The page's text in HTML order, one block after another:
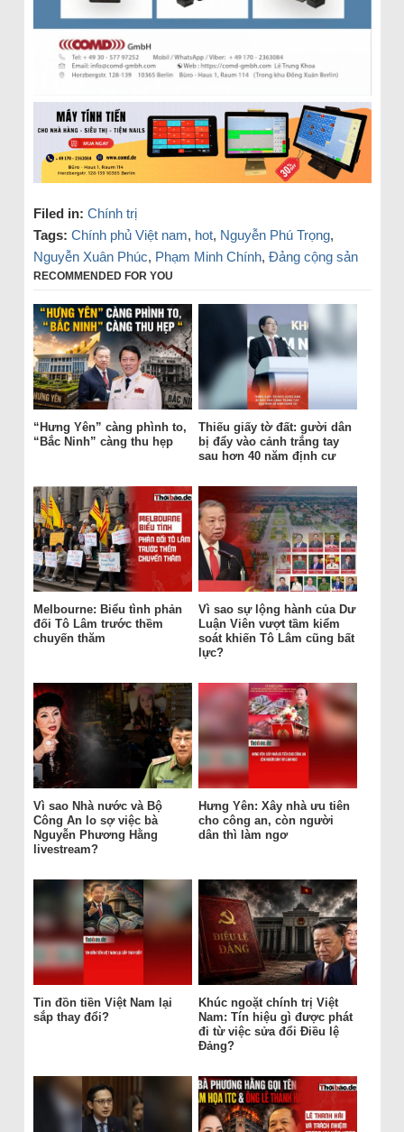
Filed in: Chính trị
Tags: Chính phủ Việt nam, hot, Nguyễn Phú Trọng,
Nguyễn Xuân Phúc, Phạm Minh Chính, Đảng cộng sản
RECOMMENDED FOR YOU
“Hưng Yên” càng phình to,
“Bắc Ninh” càng thu hẹp
Thiếu giấy tờ đất: gười dân
bị đẩy vào cảnh trắng tay
sau hơn 40 năm định cư
Melbourne: Biểu tình phản
đối Tô Lâm trước thềm
chuyến thăm
Vì sao sự lộng hành của Dư
Luận Viên vượt tầm kiểm
soát khiến Tô Lâm cũng bất
lực?
Vì sao Nhà nước và Bộ
Công An lo sợ việc bà
Nguyễn Phương Hằng
livestream?
Hưng Yên: Xây nhà ưu tiên
cho công an, còn người
dân thì làm ngơ
Tin đồn tiền Việt Nam lại
sắp thay đổi?
Khúc ngoặt chính trị Việt
Nam: Tín hiệu gì được phát
đi từ việc sửa đổi Điều lệ
Đảng?